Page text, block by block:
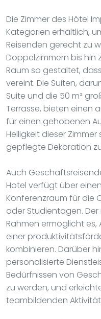
Die Zimmer des Hôtel
Kategorien erhältlich,
Reisenden gerecht zu
Doppelzimmern bis hin
Raum so gestaltet,
vereint. Die Suiten,
Suite und die 50 m²
Terrasse, bieten einen
für einen gehobenen
Helligkeit dieser
gepflegte Dekoration
Auch
Hotel verfügt über
Konferenzraum für die
oder Studientagen.
Rahmen ermöglicht
einer
kombinieren. Darüber
personalisierte
Bedürfnissen von
zu werden, und
teambildenden